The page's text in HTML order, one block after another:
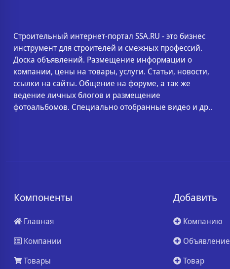
Строительный интернет-портал SSA.RU - это бизнес
инструмент для строителей и смежных профессий.
Доска объявлений. Размещение информации о
компании, цены на товары, услуги. Статьи, новости,
ссылки на сайты. Общение на форуме, а так же
ведение личных блогов и размещение
фотоальбомов. Специально отобранные видео и др..
Компоненты
Главная
Компании
Товары
Добавить
Компанию
Объявление
Товар